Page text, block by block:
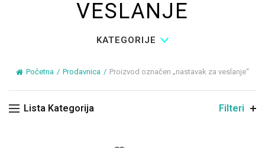
VESLANJE
KATEGORIJE
Početna Prodavnica Proizvod označen „nastavak za veslanje“
Lista Kategorija Filteri